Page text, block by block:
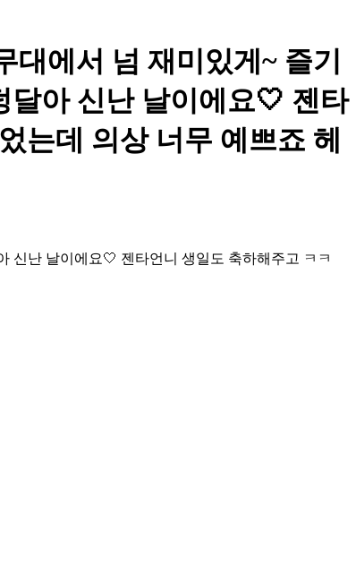
대에서 넘 재미있게~ 즐기
아 신난 날이에요🤍 젠타
는데 의상 너무 예쁘죠 헤
신난 날이에요🤍 젠타언니 생일도 축하해주고 ㅋㅋ